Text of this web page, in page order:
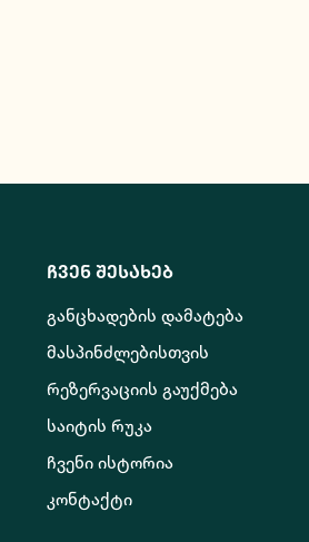
ჩვენ შესახებ
განცხადების დამატება
მასპინძლებისთვის
რეზერვაციის გაუქმება
საიტის რუკა
ჩვენი ისტორია
კონტაქტი